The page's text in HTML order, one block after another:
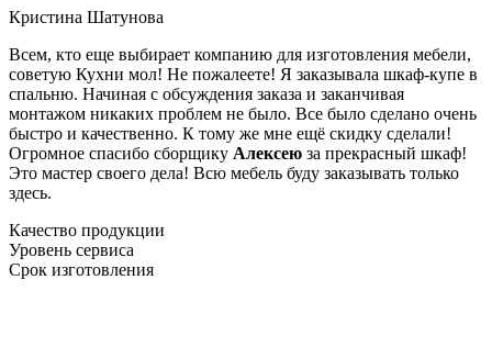
Кристина Шатунова
Всем, кто еще выбирает компанию для изготовления мебели,
советую Кухни мол! Не пожалеете! Я заказывала шкаф-купе в
спальню. Начиная с обсуждения заказа и заканчивая
монтажом никаких проблем не было. Все было сделано очень
быстро и качественно. К тому же мне ещё скидку сделали!
Огромное спасибо сборщику Алексею за прекрасный шкаф!
Это мастер своего дела! Всю мебель буду заказывать только
здесь.
Качество продукции
Уровень сервиса
Срок изготовления